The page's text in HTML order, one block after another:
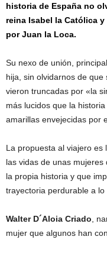
historia de España no
reina Isabel la Católica
por Juan la Loca.
Su nexo de unión,
hija, sin olvidarnos de
vieron truncadas por «la
más lucidos que la
amarillas envejecidas por
La propuesta al viajero
las vidas de unas
la propia historia y que
trayectoria perdurable a lo
Walter D´Aloia Criado ,
mujer que algunos han